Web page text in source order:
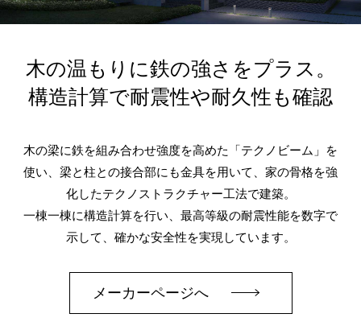
木の温もりに鉄の強さをプラス。
構造計算で耐震性や耐久性も確認
木の梁に鉄を組み合わせ強度を高めた「テクノビーム」を
使い、梁と柱との接合部にも金具を用いて、家の骨格を強
化したテクノストラクチャー工法で建築。
一棟一棟に構造計算を行い、最高等級の耐震性能を数字で
示して、確かな安全性を実現しています。
メーカーページへ